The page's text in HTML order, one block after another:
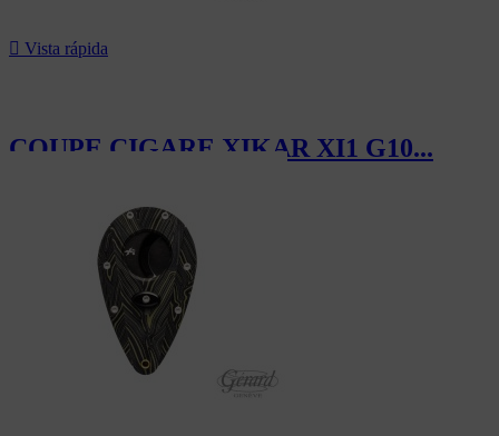
 Vista rápida
COUPE CIGARE XIKAR XI1 G10...